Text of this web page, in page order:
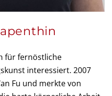
für fernöstliche
interessiert. 2007
Fu und merkte von